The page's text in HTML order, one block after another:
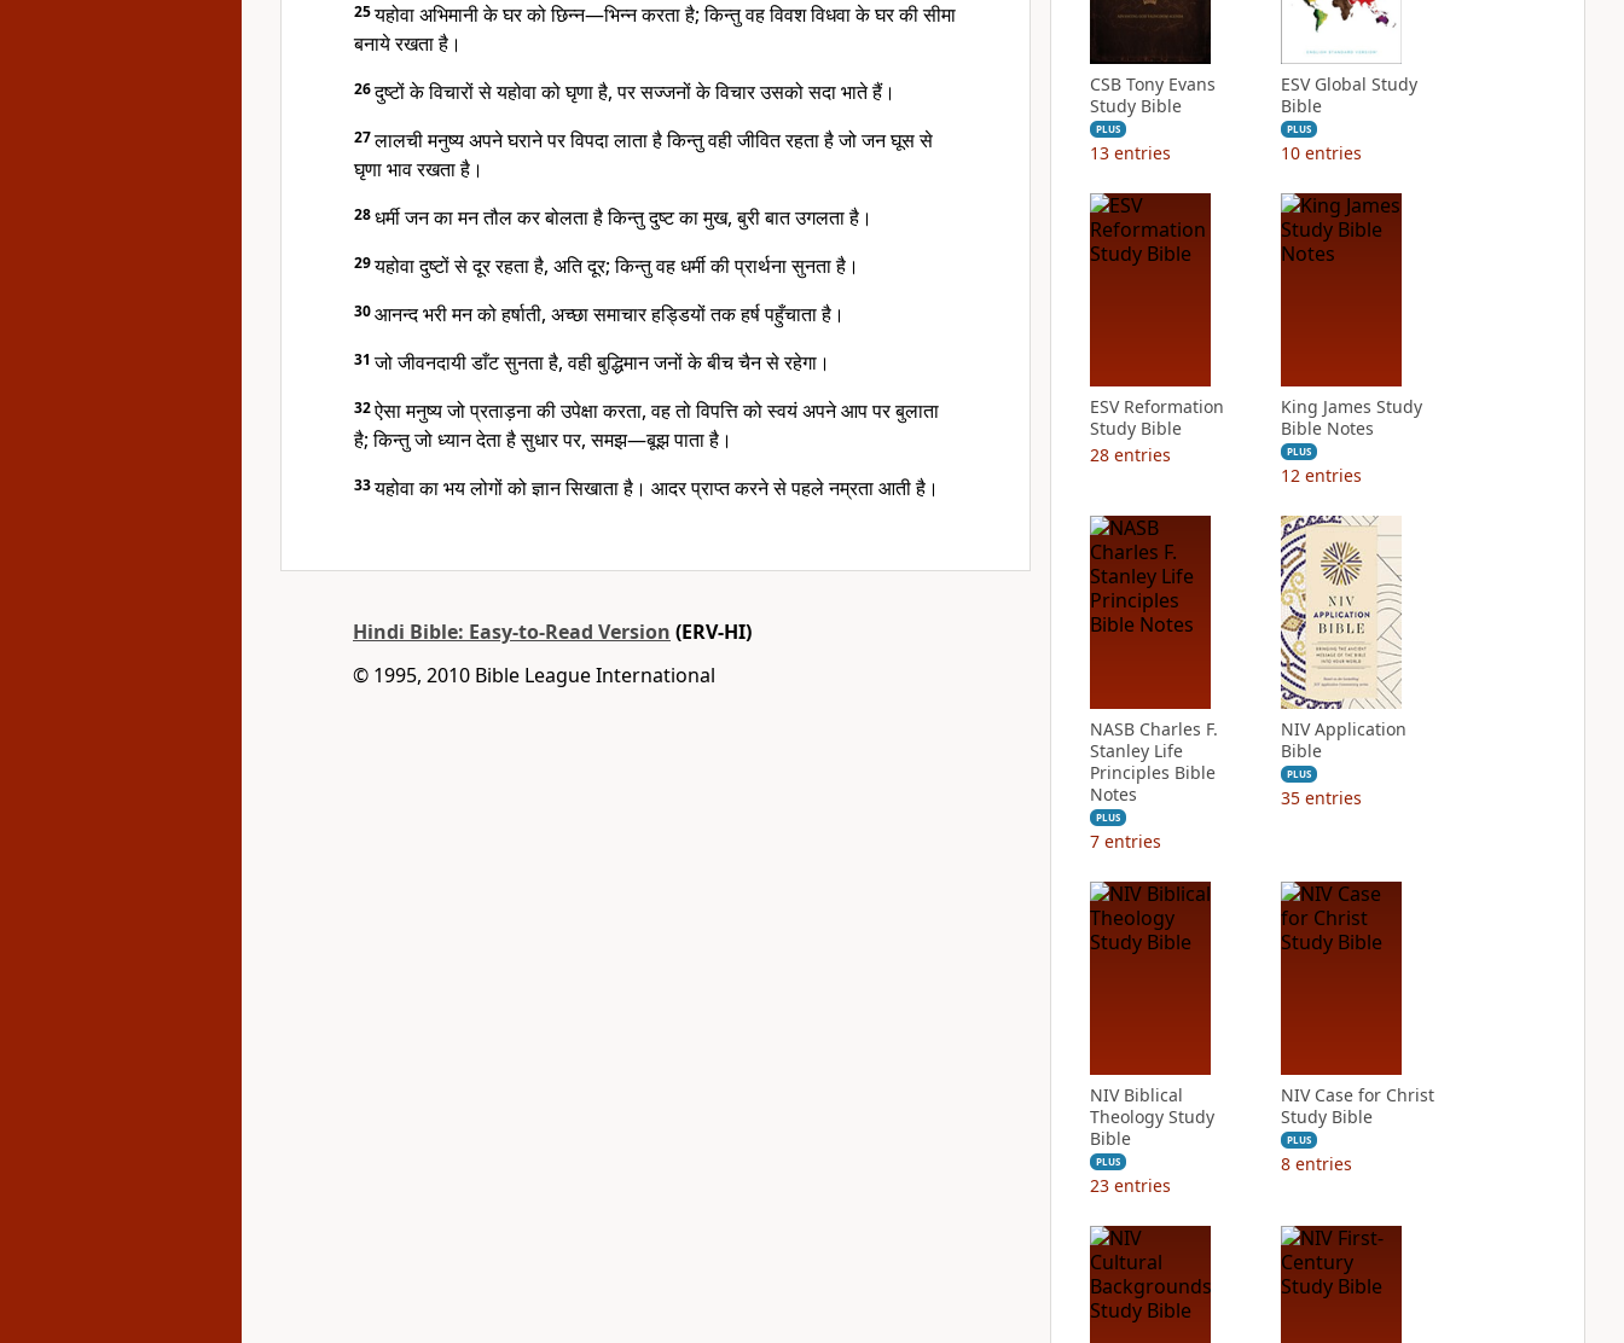
25यहोवा अभिमानी के घर को छिन्न—भिन्न करता है; किन्तु वह विवश विधवा के घर की सीमा
बनाये रखता है।
26दुष्टों के विचारों से यहोवा को घृणा है, पर सज्जनों के विचार उसको सदा भाते हैं।
27लालची मनुष्य अपने घराने पर विपदा लाता है किन्तु वही जीवित रहता है जो जन घूस से
घृणा भाव रखता है।
28धर्मी जन का मन तौल कर बोलता है किन्तु दुष्ट का मुख, बुरी बात उगलता है।
29यहोवा दुष्टों से दूर रहता है, अति दूर; किन्तु वह धर्मी की प्रार्थना सुनता है।
30आनन्द भरी मन को हर्षाती, अच्छा समाचार हड्डियों तक हर्ष पहुँचाता है।
31जो जीवनदायी डाँट सुनता है, वही बुद्धिमान जनों के बीच चैन से रहेगा।
32ऐसा मनुष्य जो प्रताड़ना की उपेक्षा करता, वह तो विपत्ति को स्वयं अपने आप पर बुलाता
है; किन्तु जो ध्यान देता है सुधार पर, समझ—बूझ पाता है।
33यहोवा का भय लोगों को ज्ञान सिखाता है। आदर प्राप्त करने से पहले नम्रता आती है।
Hindi Bible: Easy-to-Read Version (ERV-HI)
© 1995, 2010 Bible League International
CSB Tony Evans
Study Bible
PLUS
13 entries
ESV Global Study
Bible
PLUS
10 entries
ESV Reformation
Study Bible
28 entries
King James Study
Bible Notes
PLUS
12 entries
NASB Charles F.
Stanley Life
Principles Bible
Notes
PLUS
7 entries
NIV Application
Bible
PLUS
35 entries
NIV Biblical
Theology Study
Bible
PLUS
23 entries
NIV Case for Christ
Study Bible
PLUS
8 entries